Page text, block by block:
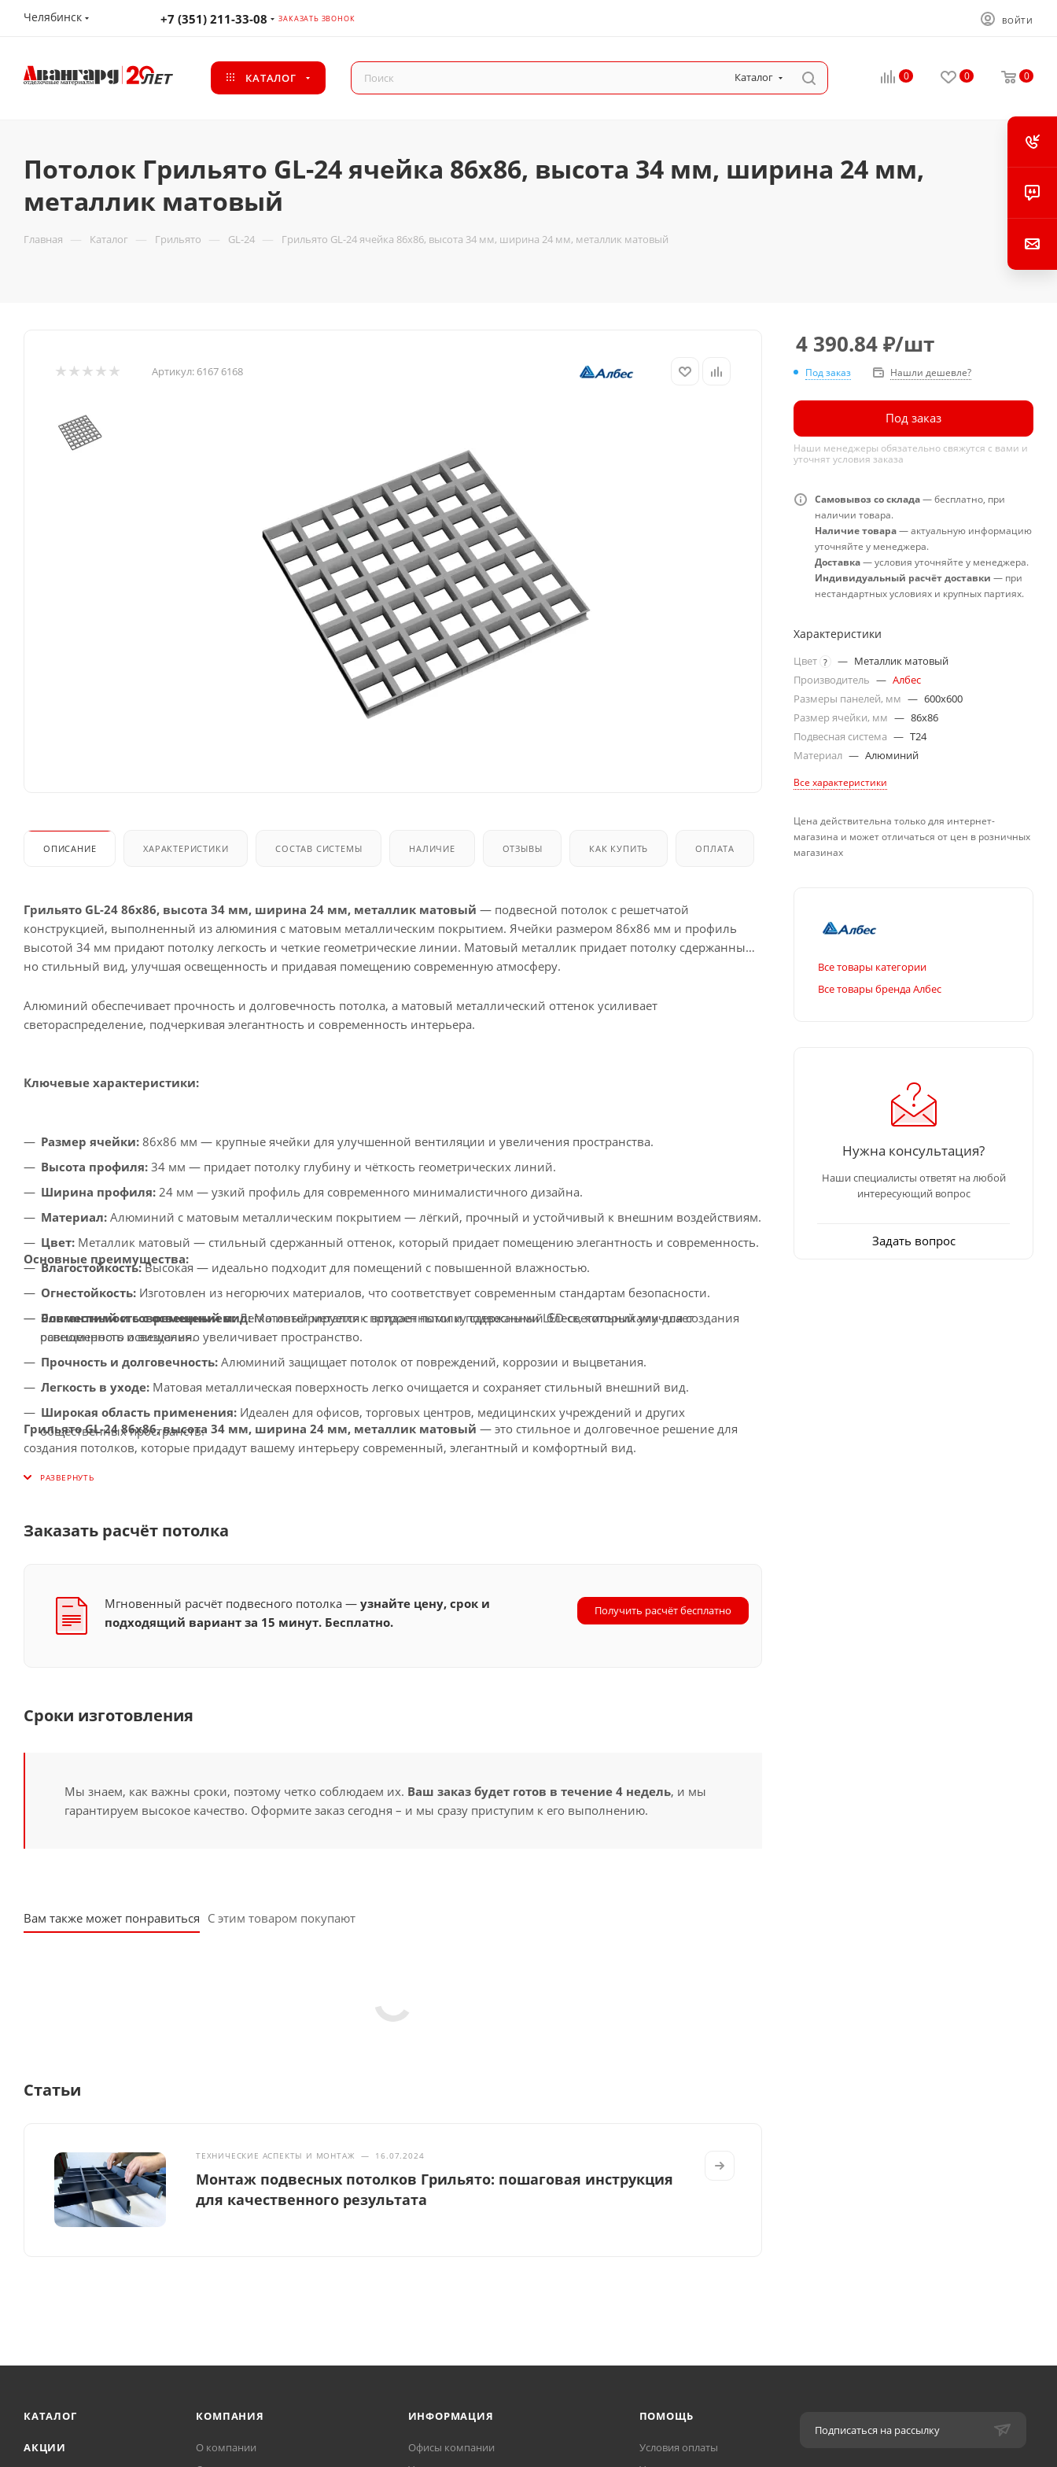
Челябинск +7 (351) 211-33-08 ЗАКАЗАТЬ ЗВОНОК ВОЙТИ
КАТАЛОГ Каталог 0 0 0
Потолок Грильято GL-24 ячейка 86x86, высота 34 мм, ширина 24 мм,
металлик матовый
Главная — Каталог — Грильято — GL-24 — Грильято GL-24 ячейка 86x86, высота 34 мм, ширина 24 мм, металлик матовый
Артикул: 6167 6168
ОПИСАНИЕ ХАРАКТЕРИСТИКИ СОСТАВ СИСТЕМЫ НАЛИЧИЕ ОТЗЫВЫ КАК КУПИТЬ ОПЛАТА
Грильято GL-24 86x86, высота 34 мм, ширина 24 мм, металлик матовый — подвесной потолок с решетчатой
конструкцией, выполненный из алюминия с матовым металлическим покрытием. Ячейки размером 86x86 мм и профиль
высотой 34 мм придают потолку легкость и четкие геометрические линии. Матовый металлик придает потолку сдержанный,
но стильный вид, улучшая освещенность и придавая помещению современную атмосферу.
Алюминий обеспечивает прочность и долговечность потолка, а матовый металлический оттенок усиливает
светораспределение, подчеркивая элегантность и современность интерьера.
Ключевые характеристики:
Размер ячейки: 86x86 мм — крупные ячейки для улучшенной вентиляции и увеличения пространства.
Высота профиля: 34 мм — придает потолку глубину и чёткость геометрических линий.
Ширина профиля: 24 мм — узкий профиль для современного минималистичного дизайна.
Материал: Алюминий с матовым металлическим покрытием — лёгкий, прочный и устойчивый к внешним воздействиям.
Цвет: Металлик матовый — стильный сдержанный оттенок, который придает помещению элегантность и современность.
Влагостойкость:Высокая — идеально подходит для помещений с повышенной влажностью.
Огнестойкость: Изготовлен из негорючих материалов, что соответствует современным стандартам безопасности.
Совместимость с освещением:Легко интегрируется с встроенными и подвесными LED-светильниками для создания
равномерного освещения.
Основные преимущества:
Элегантный и современный вид:Матовый металлик придает потолку сдержанный блеск, который улучшает
освещенность и визуально увеличивает пространство.
Прочность и долговечность: Алюминий защищает потолок от повреждений, коррозии и выцветания.
Легкость в уходе: Матовая металлическая поверхность легко очищается и сохраняет стильный внешний вид.
Широкая область применения: Идеален для офисов, торговых центров, медицинских учреждений и других
общественных пространств.
Грильято GL-24 86x86, высота 34 мм, ширина 24 мм, металлик матовый — это стильное и долговечное решение для
создания потолков, которые придадут вашему интерьеру современный, элегантный и комфортный вид.
Заказать расчёт потолка
Мгновенный расчёт подвесного потолка —узнайте цену, срок и
подходящий вариант за 15 минут. Бесплатно.
Получить расчёт бесплатно
Сроки изготовления
Мы знаем, как важны сроки, поэтому четко соблюдаем их. Ваш заказ будет готов в течение 4 недель, и мы
гарантируем высокое качество. Оформите заказ сегодня – и мы сразу приступим к его выполнению.
Вам также может понравиться С этим товаром покупают
Статьи
ТЕХНИЧЕСКИЕ АСПЕКТЫ И МОНТАЖ — 16.07.2024
Монтаж подвесных потолков Грильято: пошаговая инструкция
для качественного результата
4 390.84₽/шт
Под заказ Нашли дешевле?
Под заказ
Наши менеджеры обязательно свяжутся с вами и
уточнят условия заказа
Самовывоз со склада— бесплатно, при
наличии товара.
Наличие товара— актуальную информацию
уточняйте у менеджера.
Доставка— условия уточняйте у менеджера.
Индивидуальный расчёт доставки — при
нестандартных условиях и крупных партиях.
Характеристики
Цвет ? — Металлик матовый
Производитель — Албес
Размеры панелей, мм — 600x600
Размер ячейки, мм — 86x86
Подвесная система — T24
Материал — Алюминий
Все характеристики
Цена действительна только для интернет-
магазина и может отличаться от цен в розничных
магазинах
Все товары категории
Все товары бренда Албес
Нужна консультация?
Наши специалисты ответят на любой
интересующий вопрос
Задать вопрос
КАТАЛОГ
АКЦИИ
КОМПАНИЯ
О компании
ИНФОРМАЦИЯ
Офисы компании
ПОМОЩЬ
Условия оплаты
Подписаться на рассылку